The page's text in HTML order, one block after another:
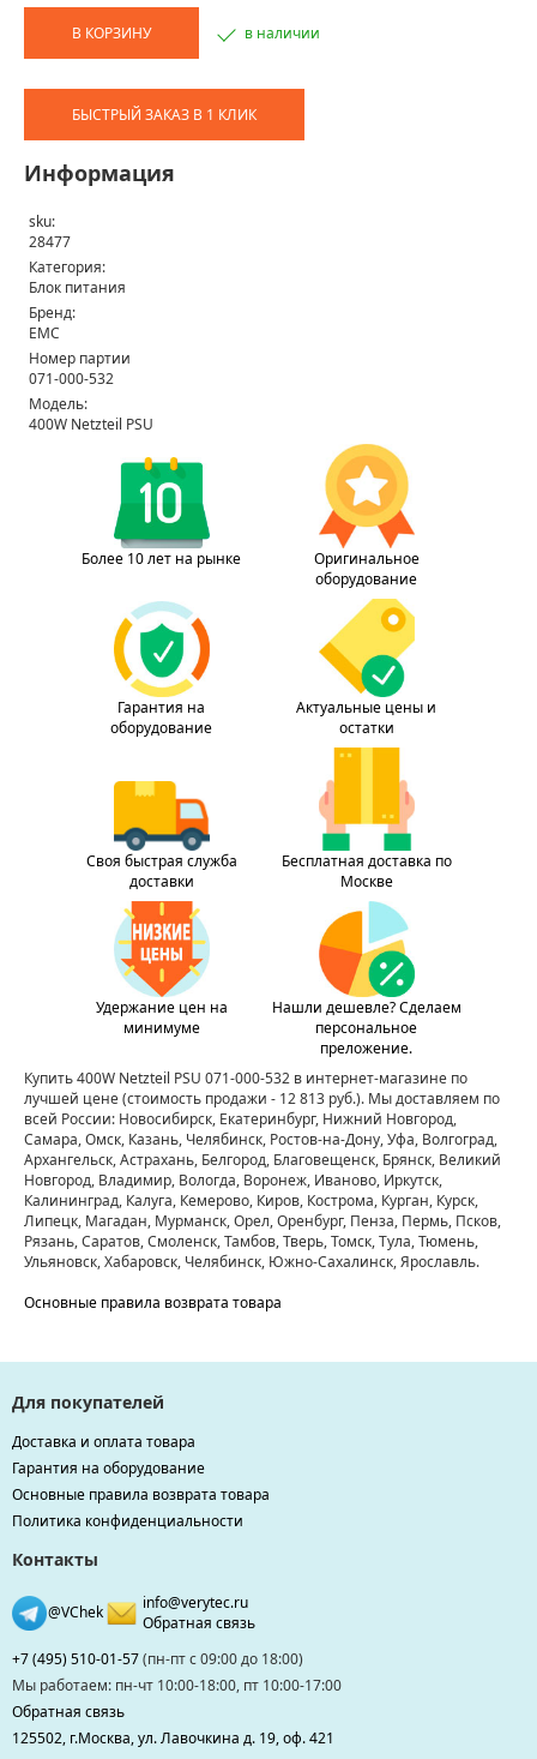
В КОРЗИНУ в наличии
БЫСТРЫЙ ЗАКАЗ В 1 КЛИК
Информация
sku:
28477
Категория:
Блок питания
Бренд:
EMC
Номер партии
071-000-532
Модель:
400W Netzteil PSU
Более 10 лет на рынке
Оригинальное
оборудование
Гарантия на
оборудование
Актуальные цены и
остатки
Своя быстрая служба
доставки
Бесплатная доставка по
Москве
Удержание цен на
минимуме
Нашли дешевле? Сделаем
персональное
преложение.
Купить 400W Netzteil PSU 071-000-532 в интернет-магазине по
лучшей цене(стоимость продажи - 12 813 руб.). Мы доставляем по
всей России: Новосибирск, Екатеринбург, Нижний Новгород,
Самара, Омск, Казань, Челябинск, Ростов-на-Дону, Уфа, Волгоград,
Архангельск, Астрахань, Белгород, Благовещенск, Брянск, Великий
Новгород, Владимир, Вологда, Воронеж, Иваново, Иркутск,
Калининград, Калуга, Кемерово, Киров, Кострома, Курган, Курск,
Липецк, Магадан, Мурманск, Орел, Оренбург, Пенза, Пермь, Псков,
Рязань, Саратов, Смоленск, Тамбов, Тверь, Томск, Тула, Тюмень,
Ульяновск, Хабаровск, Челябинск, Южно-Сахалинск, Ярославль.
Основные правила возврата товара
Для покупателей
Доставка и оплата товара
Гарантия на оборудование
Основные правила возврата товара
Политика конфиденциальности
Контакты
@VChek
info@verytec.ru
Обратная связь
+7 (495) 510-01-57(пн-пт с 09:00 до 18:00)
Мы работаем: пн-чт 10:00-18:00, пт 10:00-17:00
Обратная связь
125502, г.Москва, ул. Лавочкина д. 19, оф. 421